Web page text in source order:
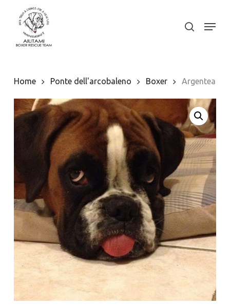
content
search
Menu
Home Ponte dell'arcobaleno Boxer Argentea
Close